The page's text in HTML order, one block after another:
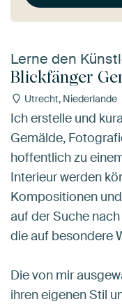
Lerne den
Blickfänger
Utrecht, Niederlande
Ich erstelle und
Gemälde,
hoffentlich zu
Interieur werden
Kompositionen
auf der Suche
die auf besondere
Die von mir
ihren eigenen Stil